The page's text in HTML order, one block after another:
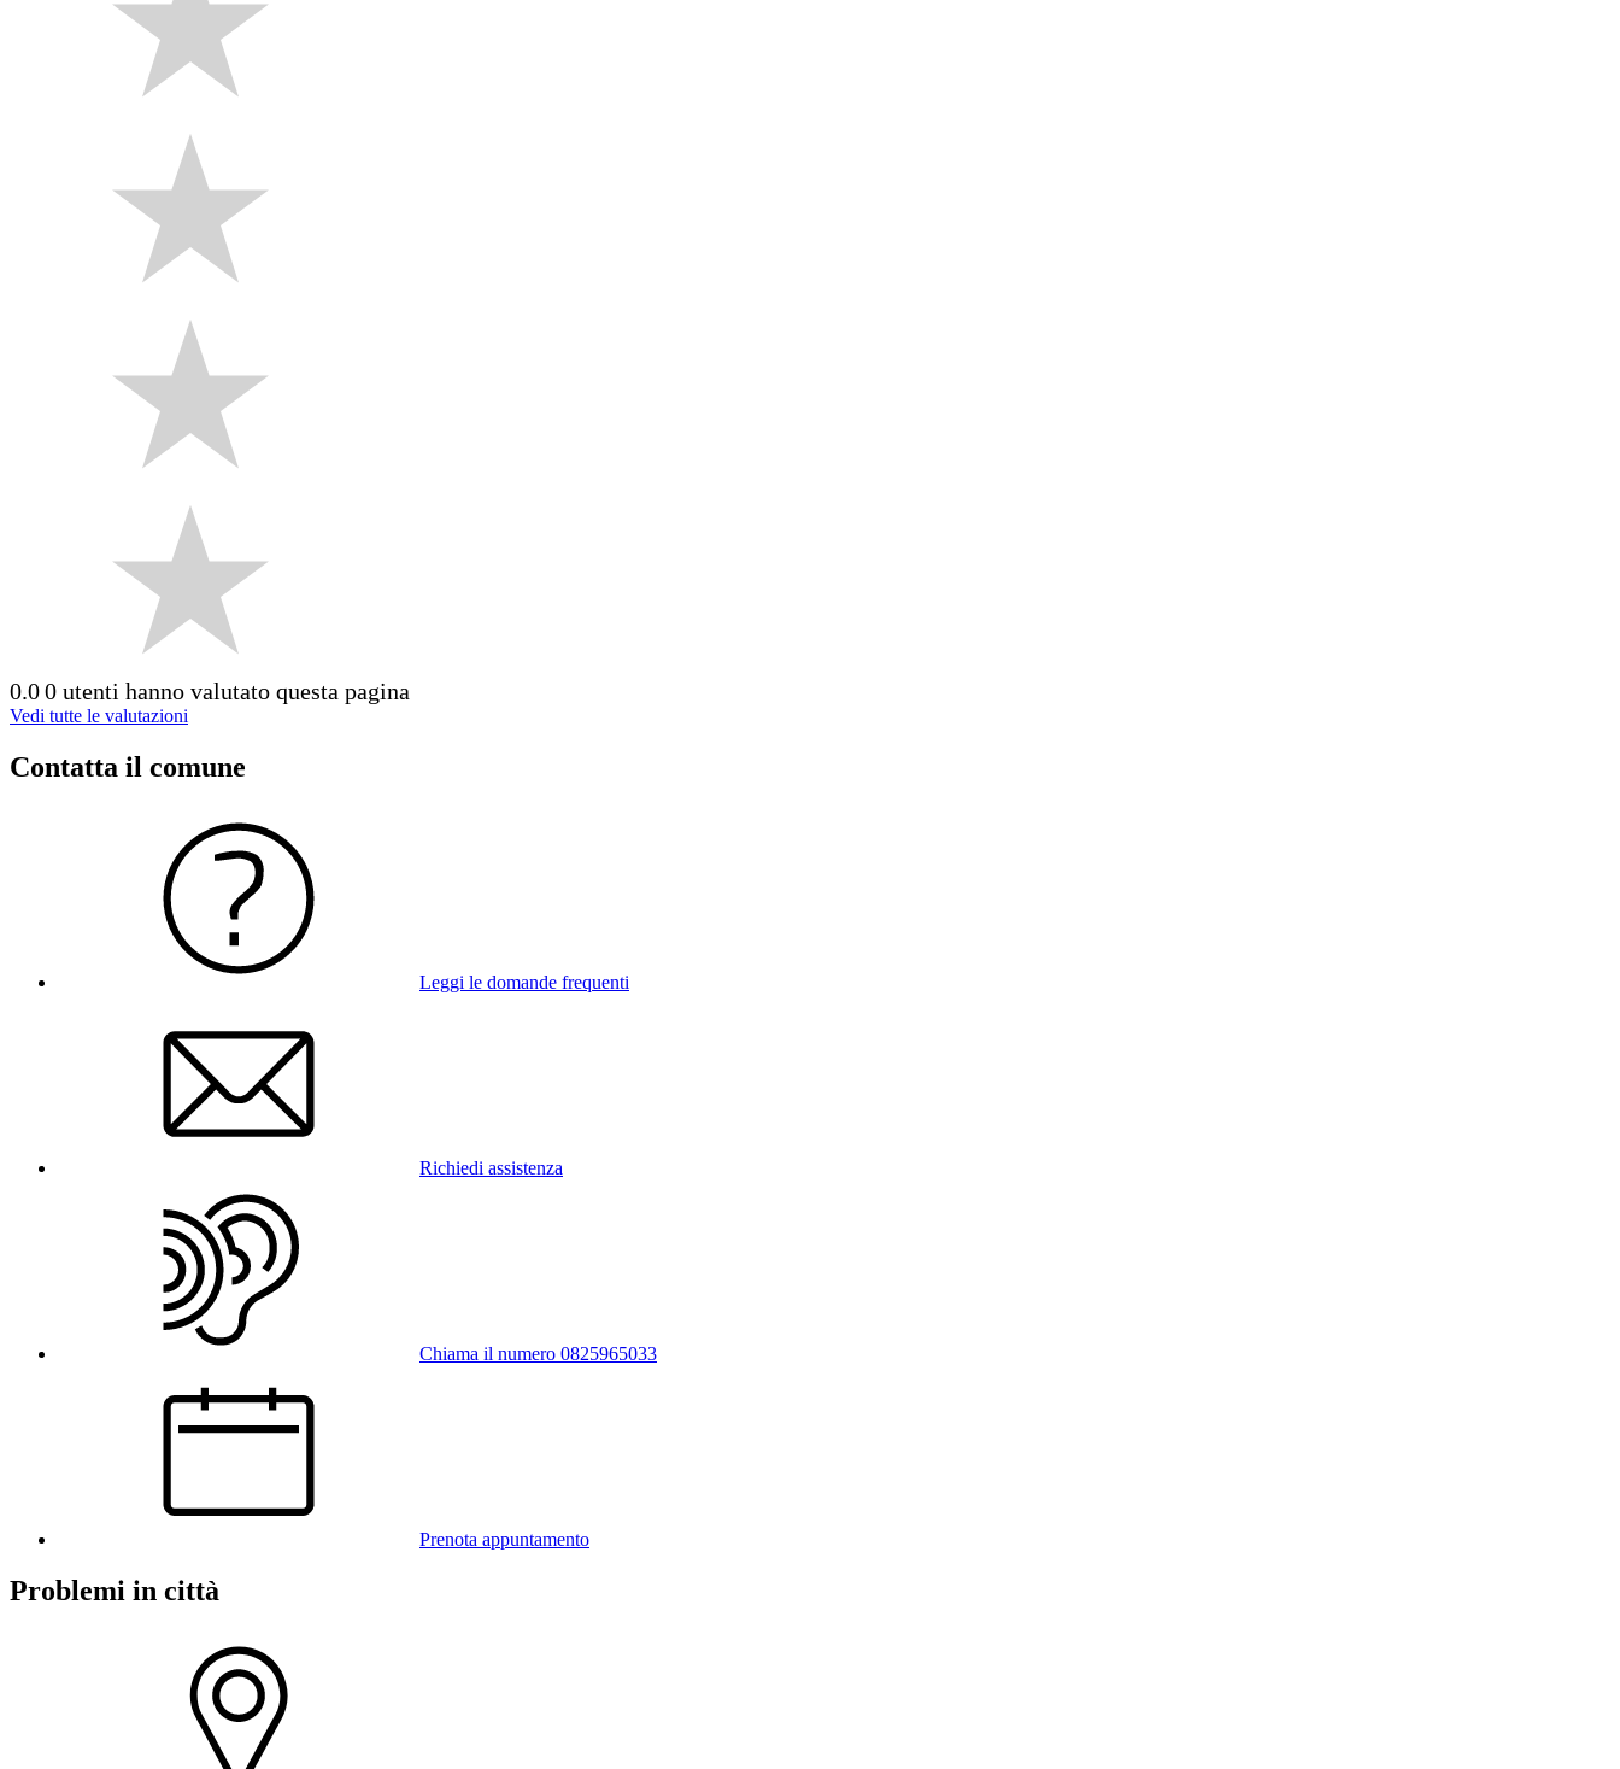
0.00 utenti hanno valutato questa pagina
Vedi tutte le valutazioni
Contatta il comune
Leggi le domande frequenti
Richiedi assistenza
Chiama il numero 0825965033
Prenota appuntamento
Problemi in città